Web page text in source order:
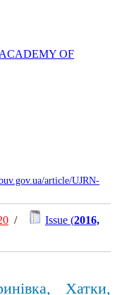
OF
article/UJRN-
/ Issue (2016,
Хатки,